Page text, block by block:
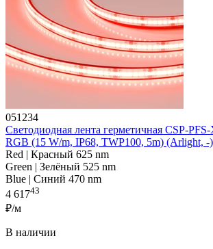
051234
Светодиодная лента герметичная CSP-
RGB (15 W/m, IP68, TWP100, 5m) (Arlight, -)
Red | Красный 625 nm
Green | Зелёный 525 nm
Blue | Синий 470 nm
4 61743
₽/м
В наличии